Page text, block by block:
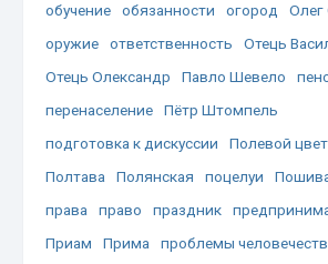
обучение
обязанности огород Олег
оружие
ответственность
Отець
Отець Олександр
Павло Шевело
перенаселение
Пётр Штомпель
подготовка к дискуссии
Полевой
Полтава
Полянская поцелуи
права
право праздник
Приам
Прима проблемы